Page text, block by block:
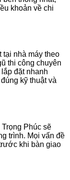
khoản về chi
nhà máy theo
thi công chuyên
đặt nhanh
kỹ thuật và
Phúc sẽ
trình. Mọi vấn đề
khi bàn giao